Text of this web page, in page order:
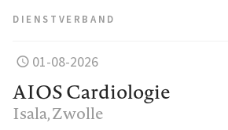
DIENSTVERBAND
01-08-2026
AIOS Cardiologie
Isala, Zwolle